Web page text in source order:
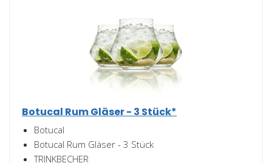
Botucal Rum Gläser - 3 Stück*
Botucal
Botucal Rum Gläser - 3 Stück
TRINKBECHER